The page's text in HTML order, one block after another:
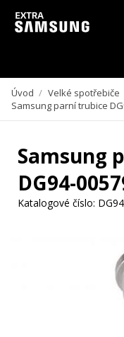
Vzhledem k aktuální
Úvod / Velké spotřebiče
Samsung parní trubice
Samsung
DG94-
Katalogové číslo: